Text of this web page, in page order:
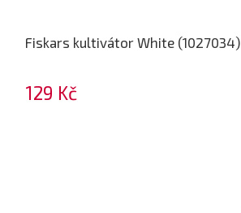
Fiskars kultivátor White (1027034)
129 Kč